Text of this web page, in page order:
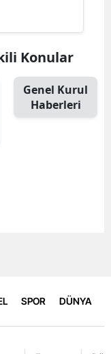
Konular
Genel Kurul
Haberleri
SPOR DÜNYA